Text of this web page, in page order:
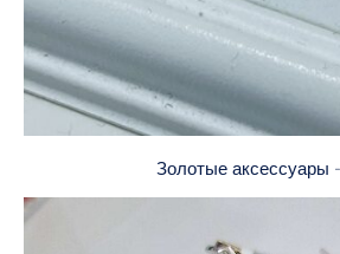
Золотые аксессуары